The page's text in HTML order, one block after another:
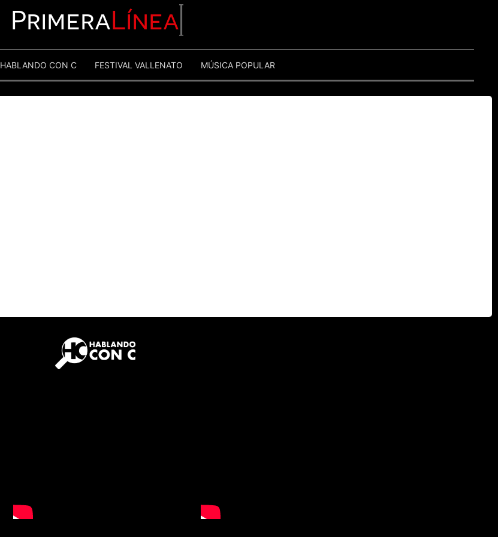
PrimeraLínea
HABLANDO CON C FESTIVAL VALLENATO MÚSICA POPULAR